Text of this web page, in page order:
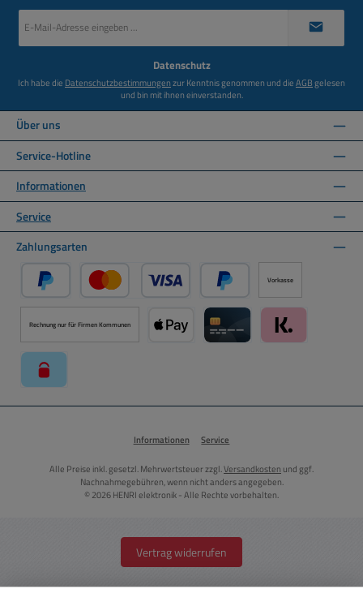
Mail-
Datenschutz
Ich habe die Datenschutzbestimmungenzur Kenntnis genommen und dieAGBgelesen
und bin mit ihnen einverstanden.
Über uns
Service-Hotline
Informationen
Service
Zahlungsarten
PayPal Kredit- oder Debitkarte über PayPal
Später Bezahlen über PayPal
Vorkasse
Rechnung nur für Firmen Kommunen
Informationen Service
Alle Preise inkl. gesetzl. Mehrwertsteuer zzgl.Versandkosten und ggf.
Nachnahmegebühren, wenn nicht anders angegeben.
© 2026 HENRI elektronik - Alle Rechte vorbehalten.
Vertrag widerrufen